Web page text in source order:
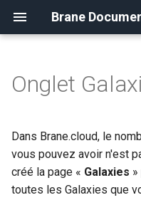
Brane
t
o
Configurer votre Galaxy
Les différents rôles
Gérer les membres de
Galaxy
Présentation
Migration Cloudcontrol
Openstack
Instances
FAQ
Onglet
Dans Brane.cloud, le
vous pouvez avoir n'est
créé la page « Galaxies
toutes les Galaxies que